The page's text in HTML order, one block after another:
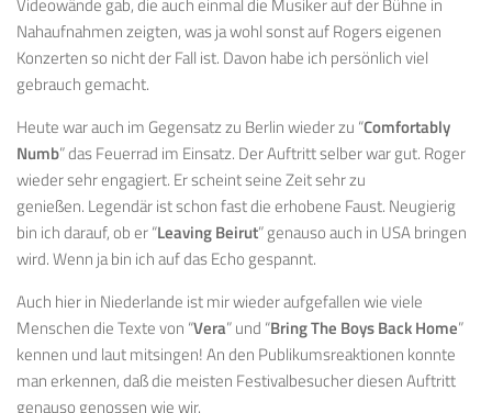
Videowände gab, die auch einmal die Musiker auf der Bühne in
Nahaufnahmen zeigten, was ja wohl sonst auf Rogers eigenen
Konzerten so nicht der Fall ist. Davon habe ich persönlich viel
gebrauch gemacht.
Heute war auch im Gegensatz zu Berlin wieder zu “Comfortably
Numb” das Feuerrad im Einsatz. Der Auftritt selber war gut. Roger
wieder sehr engagiert. Er scheint seine Zeit sehr zu
genießen. Legendär ist schon fast die erhobene Faust. Neugierig
bin ich darauf, ob er “Leaving Beirut” genauso auch in USA bringen
wird. Wenn ja bin ich auf das Echo gespannt.
Auch hier in Niederlande ist mir wieder aufgefallen wie viele
Menschen die Texte von “Vera” und “Bring The Boys Back Home”
kennen und laut mitsingen! An den Publikumsreaktionen konnte
man erkennen, daß die meisten Festivalbesucher diesen Auftritt
genauso genossen wie wir.